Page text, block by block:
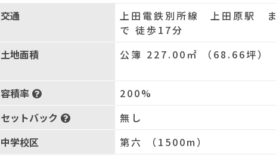
交通
上田電鉄別所線 上田原駅 ま
で 徒歩17分
土地面積 公簿 227.00㎡ （68.66坪）
容積率
200%
セットバック
無し
中学校区
第六 （1500m）